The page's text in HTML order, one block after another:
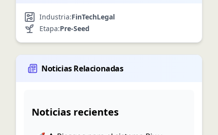
Industria:FinTechLegal
Etapa:Pre-Seed
Noticias Relacionadas
Noticias recientes